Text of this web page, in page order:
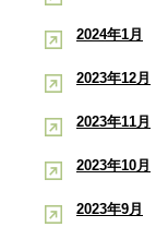
2024年1月
2023年12月
2023年11月
2023年10月
2023年9月